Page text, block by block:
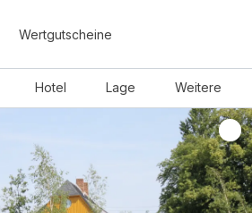
Wertgutscheine
Hotel Lage Weitere